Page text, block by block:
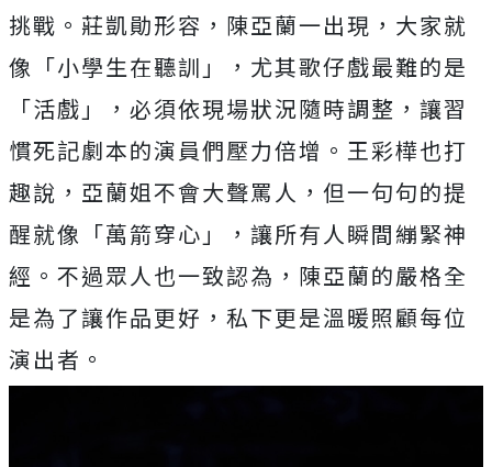
挑戰。莊凱勛形容， 陳亞蘭一出現，大家就
像「小學生在聽訓」，尤其歌仔戲最難的是
「活戲」，必須依現場狀況隨時調整， 讓習
慣死記劇本的演員們壓力倍增。王彩樺也打
趣說， 亞蘭姐不會大聲罵人，但一句句的提
醒就像「萬箭穿心」， 讓所有人瞬間繃緊神
經。不過眾人也一致認為， 陳亞蘭的嚴格全
是為了讓作品更好，私下更是溫暖照顧每位
演出者。